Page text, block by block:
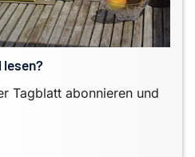
lesen?
Tagblatt abonnieren und